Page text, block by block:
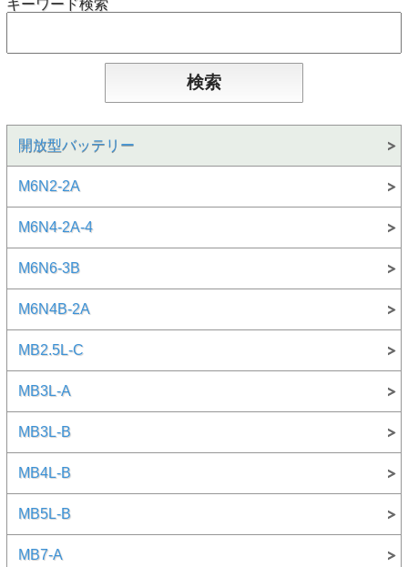
キーワード検索
開放型バッテリー
M6N2-2A
M6N4-2A-4
M6N6-3B
M6N4B-2A
MB2.5L-C
MB3L-A
MB3L-B
MB4L-B
MB5L-B
MB7-A